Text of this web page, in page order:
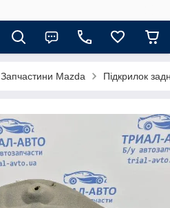
Запчастини Mazda Підкрилок